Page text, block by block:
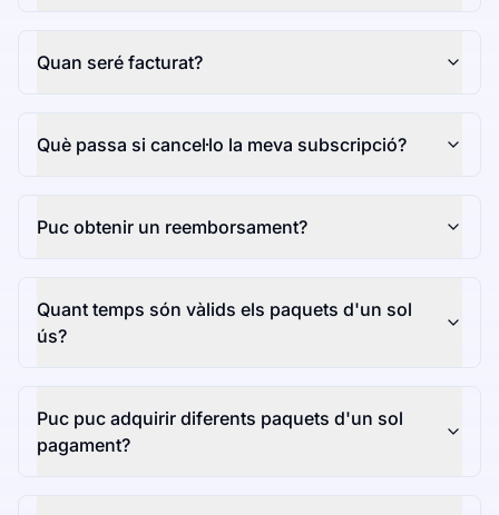
Quan seré facturat?
Què passa si cancel·lo la meva subscripció?
Puc obtenir un reemborsament?
Quant temps són vàlids els paquets d'un sol
ús?
Puc puc adquirir diferents paquets d'un sol
pagament?